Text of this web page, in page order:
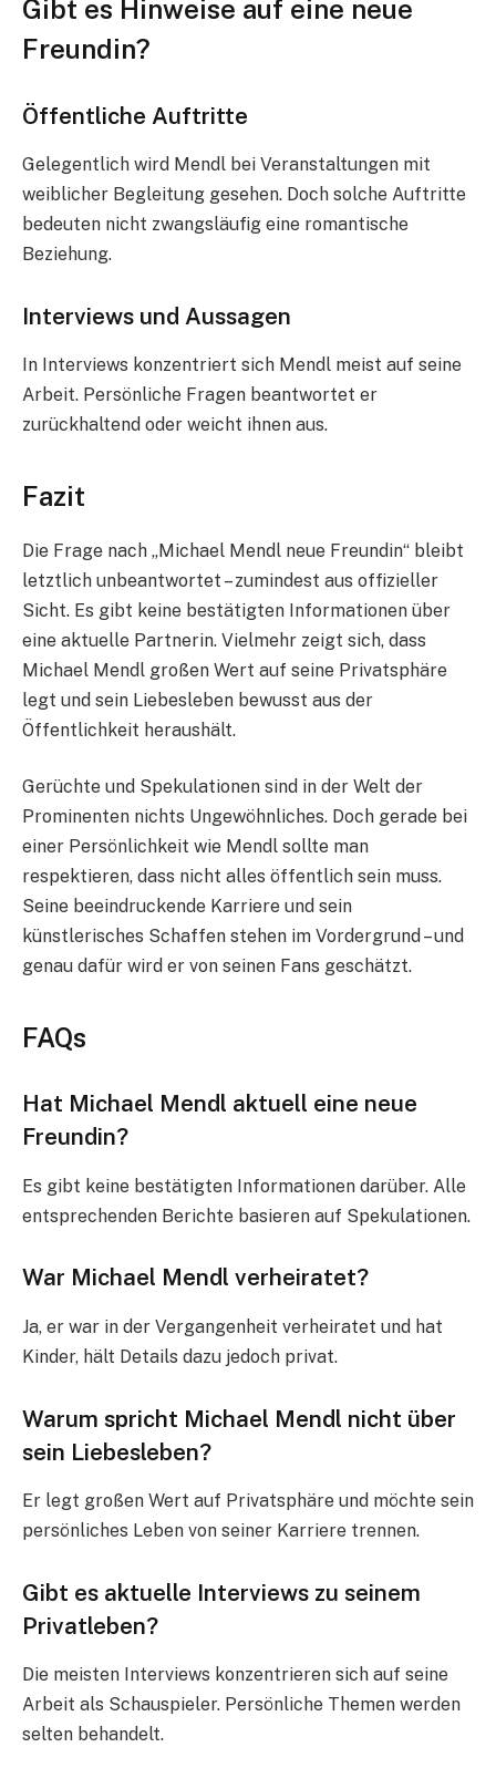
Gibt es Hinweise auf eine neue
Freundin?
Öffentliche Auftritte
Gelegentlich wird Mendl bei Veranstaltungen mit
weiblicher Begleitung gesehen. Doch solche Auftritte
bedeuten nicht zwangsläufig eine romantische
Beziehung.
Interviews und Aussagen
In Interviews konzentriert sich Mendl meist auf seine
Arbeit. Persönliche Fragen beantwortet er
zurückhaltend oder weicht ihnen aus.
Fazit
Die Frage nach „Michael Mendl neue Freundin“ bleibt
letztlich unbeantwortet – zumindest aus offizieller
Sicht. Es gibt keine bestätigten Informationen über
eine aktuelle Partnerin. Vielmehr zeigt sich, dass
Michael Mendl großen Wert auf seine Privatsphäre
legt und sein Liebesleben bewusst aus der
Öffentlichkeit heraushält.
Gerüchte und Spekulationen sind in der Welt der
Prominenten nichts Ungewöhnliches. Doch gerade bei
einer Persönlichkeit wie Mendl sollte man
respektieren, dass nicht alles öffentlich sein muss.
Seine beeindruckende Karriere und sein
künstlerisches Schaffen stehen im Vordergrund – und
genau dafür wird er von seinen Fans geschätzt.
FAQs
Hat Michael Mendl aktuell eine neue
Freundin?
Es gibt keine bestätigten Informationen darüber. Alle
entsprechenden Berichte basieren auf Spekulationen.
War Michael Mendl verheiratet?
Ja, er war in der Vergangenheit verheiratet und hat
Kinder, hält Details dazu jedoch privat.
Warum spricht Michael Mendl nicht über
sein Liebesleben?
Er legt großen Wert auf Privatsphäre und möchte sein
persönliches Leben von seiner Karriere trennen.
Gibt es aktuelle Interviews zu seinem
Privatleben?
Die meisten Interviews konzentrieren sich auf seine
Arbeit als Schauspieler. Persönliche Themen werden
selten behandelt.